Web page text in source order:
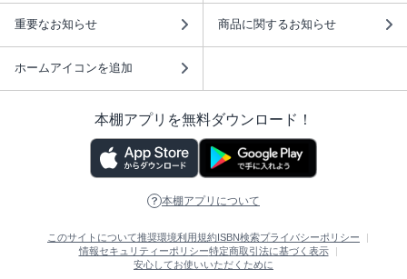
重要なお知らせ 商品に関するお知らせ
ホームアイコンを追加
本棚アプリを無料ダウンロード！
本棚アプリについて
このサイトについて推奨環境利用規約ISBN検索プライバシーポリシー
情報セキュリティーポリシー特定商取引法に基づく表示
安心してお使いいただくために